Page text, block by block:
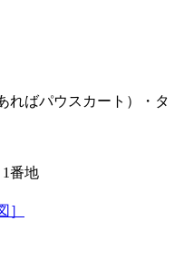
ればパウスカート）・タ
番地
］